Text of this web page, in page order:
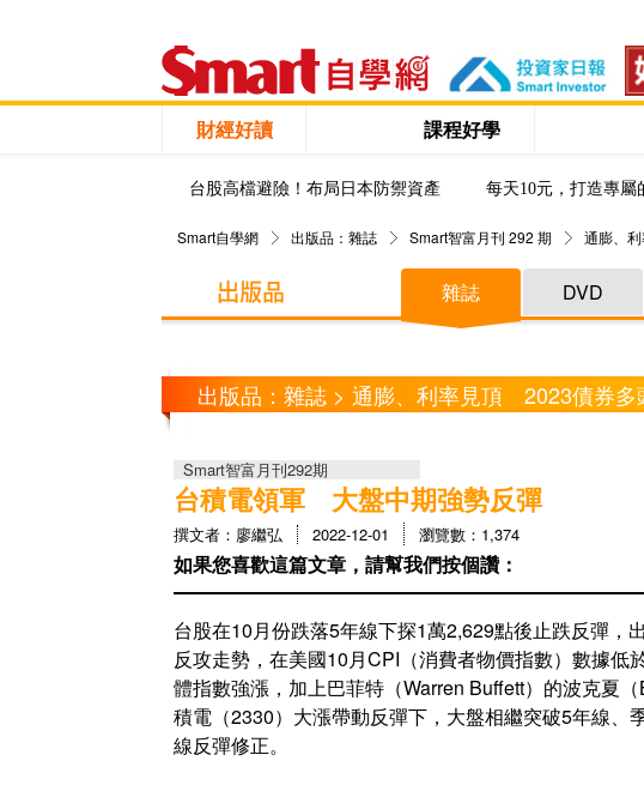
財經好讀 課程好學
台股高檔避險！布局日本防禦資產 每天10元，打造專屬
Smart自學網 出版品：雜誌 Smart智富月刊 292 期 通膨、
雜誌 DVD
出版品：雜誌 > 通膨、利率見頂 2023債券
Smart智富月刊292期
台積電領軍 大盤中期強勢反彈
撰文者：廖繼弘 2022-12-01 瀏覽數：1,374
如果您喜歡這篇文章，請幫我們按個讚：
台股在10月份跌落5年線下探1萬2,629點後止跌反彈，
反攻走勢，在美國10月CPI（消費者物價指數）數據
體指數強漲，加上巴菲特（Warren Buffett）的波克夏
積電（2330）大漲帶動反彈下，大盤相繼突破5年線
線反彈修正。